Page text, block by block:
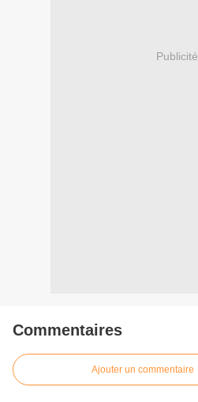
Publicité
Commentaires
Ajouter un commentaire